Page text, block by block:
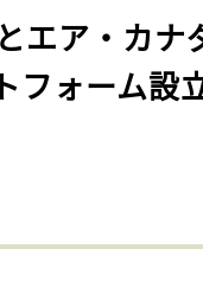
エア・カナ
フォーム設